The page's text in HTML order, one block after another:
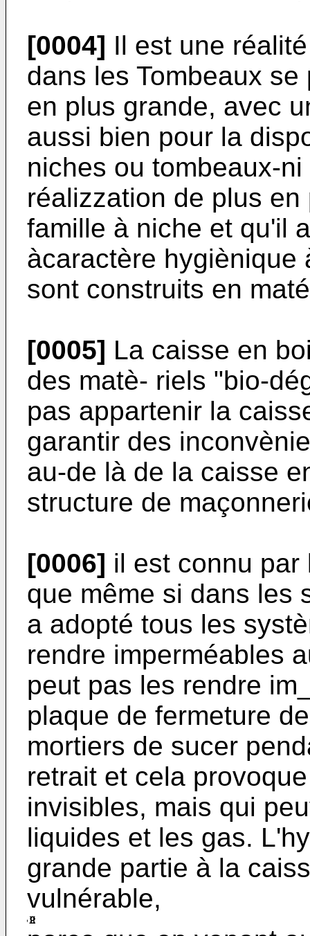
[0004] Il est une
dans les Tombeaux
en plus grande, avec
aussi bien pour la
niches ou tombeaux-
réalizzation de plus
famille à niche et qu'il
àcaractère hygiènique
sont construits en
[0005] La caisse en
des matè- riels "bio-
pas appartenir la
garantir des
au-de là de la caisse
structure de
[0006] il est connu
que même si dans les
a adopté tous les
rendre imperméables
peut pas les rendre
plaque de fermeture
mortiers de sucer
retrait et cela
invisibles, mais qui
liquides et les gas.
grande partie à la
vulnérable,